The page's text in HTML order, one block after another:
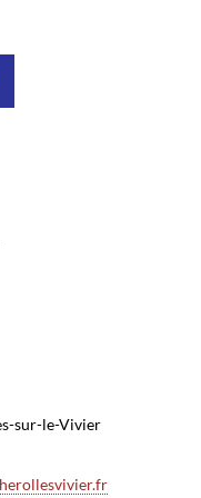
sur-le-Vivier